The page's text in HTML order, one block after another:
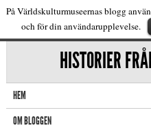
HISTORIER
HEM
OM BLOGGEN
På Världskulturmuseernas blogg
och för din användarupplevelse.